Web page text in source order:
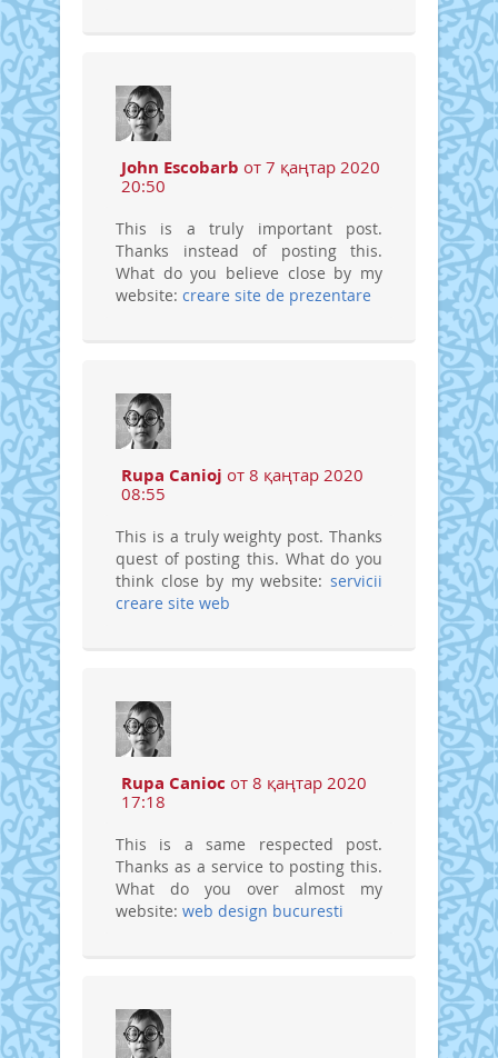
John Escobarb от 7 қаңтар 2020
20:50
This is a truly important post.
Thanks instead of posting this.
What do you believe close by my
website: creare site de prezentare
Rupa Canioj от 8 қаңтар 2020
08:55
This is a truly weighty post. Thanks
quest of posting this. What do you
think close by my website: servicii
creare site web
Rupa Canioc от 8 қаңтар 2020
17:18
This is a same respected post.
Thanks as a service to posting this.
What do you over almost my
website: web design bucuresti